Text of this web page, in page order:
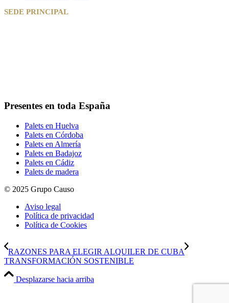
SEDE PRINCIPAL
Presentes en toda España
Palets en Huelva
Palets en Córdoba
Palets en Almería
Palets en Badajoz
Palets en Cádiz
Palets de madera
© 2025 Grupo Causo
Aviso legal
Política de privacidad
Política de Cookies
RAZONES PARA ELEGIR ALQUILER DE CUBA
TRANSFORMACIÓN SOSTENIBLE
Desplazarse hacia arriba